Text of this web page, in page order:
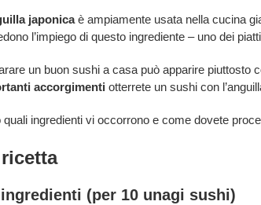
japonicaè ampiamente usata nella cucina
l’impiego di questo ingrediente – uno dei
un buon sushi a casa può apparire piuttosto
accorgimenti otterrete un sushi con
quali ingredienti vi occorrono e come dovete
(per 10 unagi sushi)